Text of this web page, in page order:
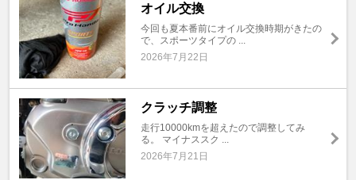
オイル交換
今回も夏本番前にオイル交換時期がきたの
で、スポーツタイプの ...
2026年7月22日
クラッチ調整
走行10000kmを超えたので調整してみ
る。 マイナススク ...
2026年7月21日